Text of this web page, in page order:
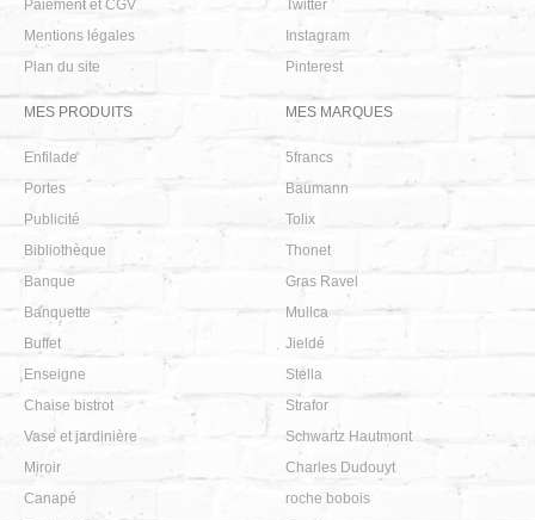
Paiement et CGV
Mentions légales
Plan du site
Twitter
Instagram
Pinterest
MES PRODUITS
Enfilade
Portes
Publicité
Bibliothèque
Banque
Banquette
Buffet
Enseigne
Chaise bistrot
Vase et jardinière
Miroir
Canapé
MES MARQUES
5francs
Baumann
Tolix
Thonet
Gras Ravel
Mullca
Jieldé
Stella
Strafor
Schwartz Hautmont
Charles Dudouyt
roche bobois